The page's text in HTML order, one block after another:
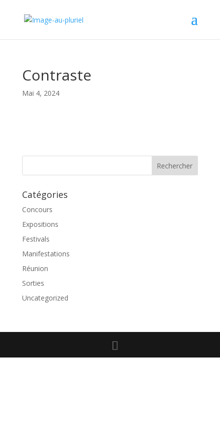
Contraste
Mai 4, 2024
Catégories
Concours
Expositions
Festivals
Manifestations
Réunion
Sorties
Uncategorized